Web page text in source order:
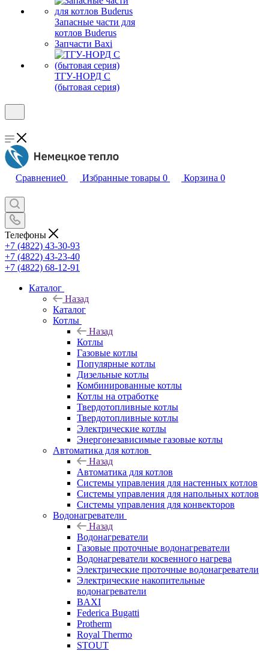
Запасные части для
котлов Buderus
Запчасти Baxi
ТГУ-НОРД С
(бытовая серия)
Сравнение0 Избранные товары 0 Корзина 0
Телефоны
+7 (4822) 43-30-93
+7 (4822) 43-23-40
+7 (4822) 68-12-91
Каталог
Назад
Каталог
Котлы
Назад
Котлы
Газовые котлы
Популярные котлы
Дизельные котлы
Комбинированные котлы
Котлы на отработке
Твердотопливные котлы
Твердотопливные котлы
Электрические котлы
Энергонезависимые газовые котлы
Автоматика для котлов
Назад
Автоматика для котлов
Системы управления для настенных котлов
Системы управления для напольных котлов
Системы управления для конвекторов
Водонагреватели
Назад
Водонагреватели
Газовые проточные водонагреватели
Водонагреватели косвенного нагрева
Электрические проточные водонагреватели
Электрические накопительные
водонагреватели
BAXI
Federica Bugatti
Protherm
Royal Thermo
STOUT